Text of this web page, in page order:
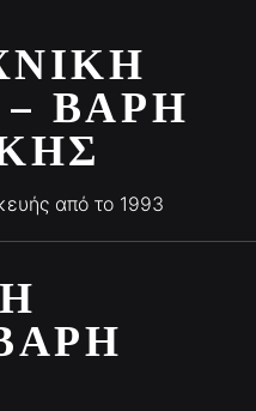
– ΒΆΡΗ
από το 1993